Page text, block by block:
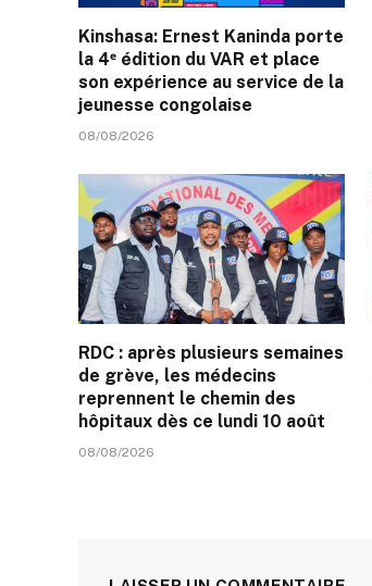
Kinshasa: Ernest Kaninda porte
la 4ᵉ édition du VAR et place
son expérience au service de la
jeunesse congolaise
08/08/2026
RDC : après plusieurs semaines
de grève, les médecins
reprennent le chemin des
hôpitaux dès ce lundi 10 août
08/08/2026